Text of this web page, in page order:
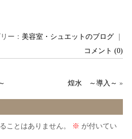
ー： 美容室・シュエットのブログ
コメント (0)
煌水 ～導入～ »
ことはありません。 ※ が付いてい